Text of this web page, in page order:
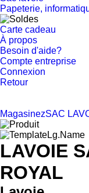
Papeterie,
Carte cadeau
À propos
Besoin d'aide?
Compte entreprise
Connexion
Retour
MagasinezSAC
LAVOIE
ROYAL